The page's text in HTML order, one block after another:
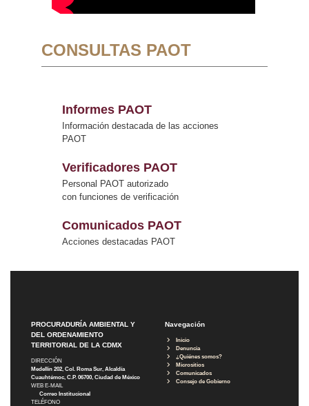
CONSULTAS PAOT
Informes PAOT
Información destacada de las acciones
PAOT
Verificadores PAOT
Personal PAOT autorizado
con funciones de verificación
Comunicados PAOT
Acciones destacadas PAOT
PROCURADURÍA AMBIENTAL Y
DEL ORDENAMIENTO
TERRITORIAL DE LA CDMX
DIRECCIÓN
Medellín 202, Col. Roma Sur, Alcaldía
Cuauhtémoc, C.P. 06700, Ciudad de México
WEB E-MAIL
Correo Institucional
TELÉFONO
Navegación
Inicio
Denuncia
¿Quiénes somos?
Micrositios
Comunicados
Consejo de Gobierno